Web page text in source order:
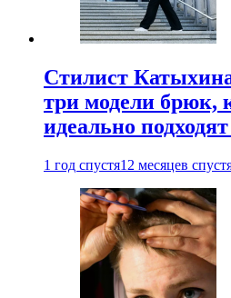
Стилист
три модели брюк,
идеально
1 год спустя12 месяцев